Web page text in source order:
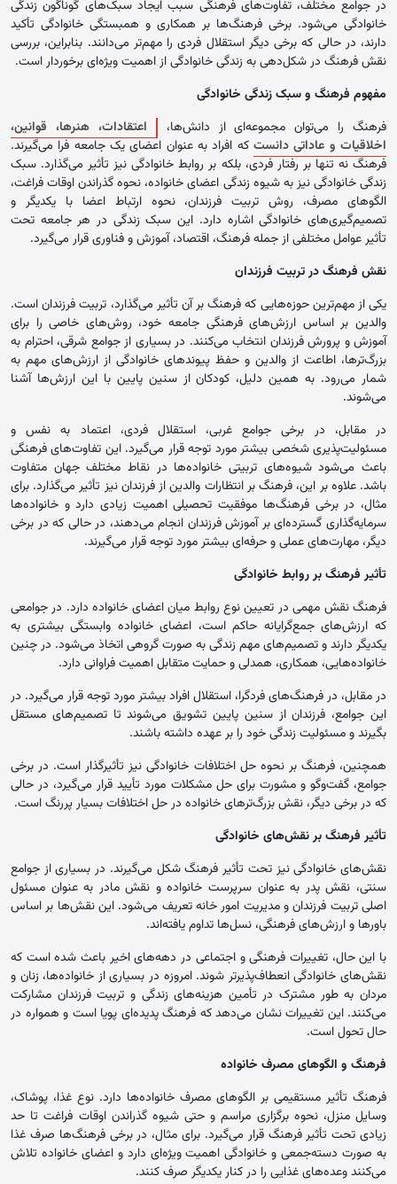
در جوامع مختلف، تفاوت‌های فرهنگی سبب ایجاد سبک‌های گوناگون زندگی
خانوادگی می‌شود. برخی فرهنگ‌ها بر همکاری و همبستگی خانوادگی تأکید
دارند، در حالی که برخی دیگر استقلال فردی را مهم‌تر می‌دانند. بنابراین، بررسی
نقش فرهنگ در شکل‌دهی به زندگی خانوادگی از اهمیت ویژه‌ای برخوردار است.
مفهوم فرهنگ و سبک زندگی خانوادگی
فرهنگ را می‌توان مجموعه‌ای از دانش‌ها،
اعتقادات، هنرها، قوانین،
اخلاقیات و عاداتی دانست که افراد به عنوان اعضای یک جامعه فرا می‌گیرند.
فرهنگ نه تنها بر رفتار فردی، بلکه بر روابط خانوادگی نیز تأثیر می‌گذارد. سبک
زندگی خانوادگی نیز به شیوه زندگی اعضای خانواده، نحوه گذراندن اوقات فراغت،
الگوهای مصرف، روش تربیت فرزندان، نحوه ارتباط اعضا با یکدیگر و
تصمیم‌گیری‌های خانوادگی اشاره دارد. این سبک زندگی در هر جامعه تحت
تأثیر عوامل مختلفی از جمله فرهنگ، اقتصاد، آموزش و فناوری قرار می‌گیرد.
نقش فرهنگ در تربیت فرزندان
یکی از مهم‌ترین حوزه‌هایی که فرهنگ بر آن تأثیر می‌گذارد، تربیت فرزندان است.
والدین بر اساس ارزش‌های فرهنگی جامعه خود، روش‌های خاصی را برای
آموزش و پرورش فرزندان انتخاب می‌کنند. در بسیاری از جوامع شرقی، احترام به
بزرگ‌ترها، اطاعت از والدین و حفظ پیوندهای خانوادگی از ارزش‌های مهم به
شمار می‌رود. به همین دلیل، کودکان از سنین پایین با این ارزش‌ها آشنا
می‌شوند.
در مقابل، در برخی جوامع غربی، استقلال فردی، اعتماد به نفس و
مسئولیت‌پذیری شخصی بیشتر مورد توجه قرار می‌گیرد. این تفاوت‌های فرهنگی
باعث می‌شود شیوه‌های تربیتی خانواده‌ها در نقاط مختلف جهان متفاوت
باشد. علاوه بر این، فرهنگ بر انتظارات والدین از فرزندان نیز تأثیر می‌گذارد. برای
مثال، در برخی فرهنگ‌ها موفقیت تحصیلی اهمیت زیادی دارد و خانواده‌ها
سرمایه‌گذاری گسترده‌ای بر آموزش فرزندان انجام می‌دهند، در حالی که در برخی
دیگر، مهارت‌های عملی و حرفه‌ای بیشتر مورد توجه قرار می‌گیرند.
تأثیر فرهنگ بر روابط خانوادگی
فرهنگ نقش مهمی در تعیین نوع روابط میان اعضای خانواده دارد. در جوامعی
که ارزش‌های جمع‌گرایانه حاکم است، اعضای خانواده وابستگی بیشتری به
یکدیگر دارند و تصمیم‌های مهم زندگی به صورت گروهی اتخاذ می‌شود. در چنین
خانواده‌هایی، همکاری، همدلی و حمایت متقابل اهمیت فراوانی دارد.
در مقابل، در فرهنگ‌های فردگرا، استقلال افراد بیشتر مورد توجه قرار می‌گیرد. در
این جوامع، فرزندان از سنین پایین تشویق می‌شوند تا تصمیم‌های مستقل
بگیرند و مسئولیت زندگی خود را بر عهده داشته باشند.
همچنین، فرهنگ بر نحوه حل اختلافات خانوادگی نیز تأثیرگذار است. در برخی
جوامع، گفت‌وگو و مشورت برای حل مشکلات مورد تأیید قرار می‌گیرد، در حالی
که در برخی دیگر، نقش بزرگ‌ترهای خانواده در حل اختلافات بسیار پررنگ است.
تأثیر فرهنگ بر نقش‌های خانوادگی
نقش‌های خانوادگی نیز تحت تأثیر فرهنگ شکل می‌گیرند. در بسیاری از جوامع
سنتی، نقش پدر به عنوان سرپرست خانواده و نقش مادر به عنوان مسئول
اصلی تربیت فرزندان و مدیریت امور خانه تعریف می‌شود. این نقش‌ها بر اساس
باورها و ارزش‌های فرهنگی، نسل‌ها تداوم یافته‌اند.
با این حال، تغییرات فرهنگی و اجتماعی در دهه‌های اخیر باعث شده است که
نقش‌های خانوادگی انعطاف‌پذیرتر شوند. امروزه در بسیاری از خانواده‌ها، زنان و
مردان به طور مشترک در تأمین هزینه‌های زندگی و تربیت فرزندان مشارکت
می‌کنند. این تغییرات نشان می‌دهد که فرهنگ پدیده‌ای پویا است و همواره در
حال تحول است.
فرهنگ و الگوهای مصرف خانواده
فرهنگ تأثیر مستقیمی بر الگوهای مصرف خانواده‌ها دارد. نوع غذا، پوشاک،
وسایل منزل، نحوه برگزاری مراسم و حتی شیوه گذراندن اوقات فراغت تا حد
زیادی تحت تأثیر فرهنگ قرار می‌گیرد. برای مثال، در برخی فرهنگ‌ها صرف غذا
به صورت دسته‌جمعی و خانوادگی اهمیت ویژه‌ای دارد و اعضای خانواده تلاش
می‌کنند وعده‌های غذایی را در کنار یکدیگر صرف کنند.